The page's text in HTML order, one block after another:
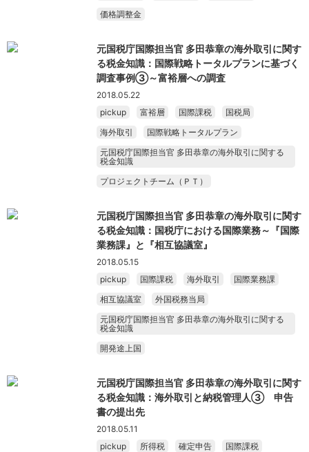
価格調整金
元国税庁国際担当官 多田恭章の海外取引に関す
る税金知識：国際戦略トータルプランに基づく
調査事例③～富裕層への調査
2018.05.22
pickup
富裕層 国際課税
国税局
海外取引
国際戦略トータルプラン
元国税庁国際担当官 多田恭章の海外取引に関する
税金知識
プロジェクトチーム（ＰＴ）
元国税庁国際担当官 多田恭章の海外取引に関す
る税金知識：国税庁における国際業務～『国際
業務課』と『相互協議室』
2018.05.15
pickup
国際課税 海外取引
国際業務課
相互協議室
外国税務当局
元国税庁国際担当官 多田恭章の海外取引に関する
税金知識
開発途上国
元国税庁国際担当官 多田恭章の海外取引に関す
る税金知識：海外取引と納税管理人③ 申告
書の提出先
2018.05.11
pickup
所得税 確定申告
国際課税